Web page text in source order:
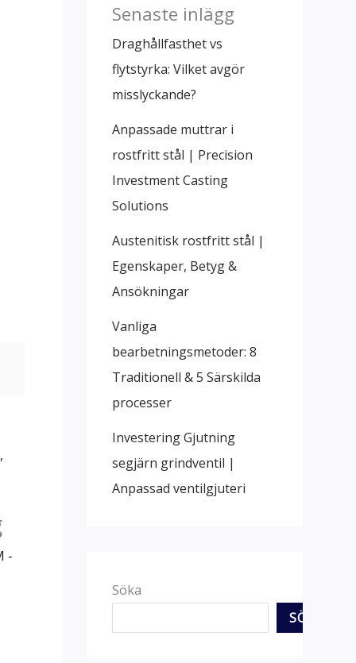
-
Senaste inlägg
Draghållfasthet vs
flytstyrka: Vilket avgör
misslyckande?
Anpassade muttrar i
rostfritt stål | Precision
Investment Casting
Solutions
Austenitisk rostfritt stål |
Egenskaper, Betyg &
Ansökningar
Vanliga
bearbetningsmetoder: 8
Traditionell & 5 Särskilda
processer
Investering Gjutning
segjärn grindventil |
Anpassad ventilgjuteri
Söka
SÖKA